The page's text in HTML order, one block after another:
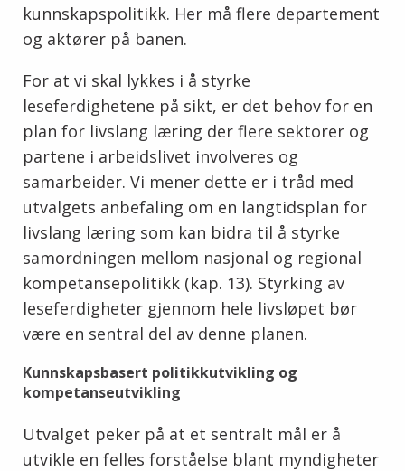
kunnskapspolitikk. Her må flere departement
og aktører på banen.
For at vi skal lykkes i å styrke
leseferdighetene på sikt, er det behov for en
plan for livslang læring der flere sektorer og
partene i arbeidslivet involveres og
samarbeider. Vi mener dette er i tråd med
utvalgets anbefaling om en langtidsplan for
livslang læring som kan bidra til å styrke
samordningen mellom nasjonal og regional
kompetansepolitikk (kap. 13). Styrking av
leseferdigheter gjennom hele livsløpet bør
være en sentral del av denne planen.
Kunnskapsbasert politikkutvikling og
kompetanseutvikling
Utvalget peker på at et sentralt mål er å
utvikle en felles forståelse blant myndigheter